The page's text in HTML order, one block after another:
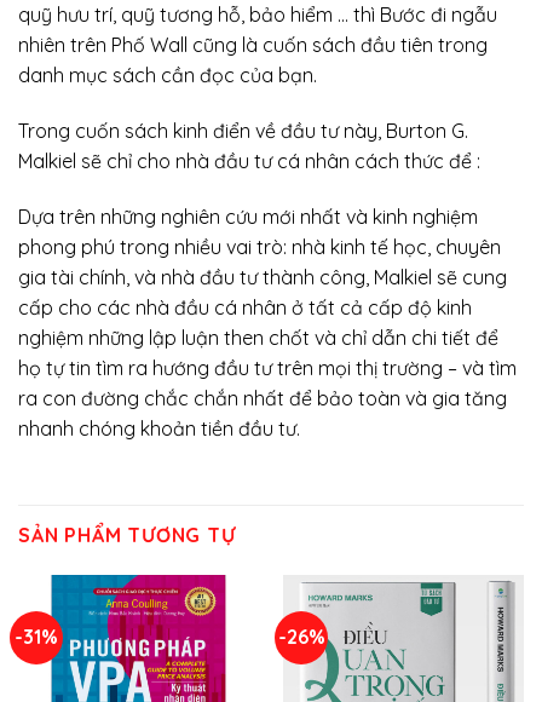
quỹ hưu trí, quỹ tương hỗ, bảo hiểm … thì Bước đi ngẫu
nhiên trên Phố Wall cũng là cuốn sách đầu tiên trong
danh mục sách cần đọc của bạn.
Trong cuốn sách kinh điển về đầu tư này, Burton G.
Malkiel sẽ chỉ cho nhà đầu tư cá nhân cách thức để :
Dựa trên những nghiên cứu mới nhất và kinh nghiệm
phong phú trong nhiều vai trò: nhà kinh tế học, chuyên
gia tài chính, và nhà đầu tư thành công, Malkiel sẽ cung
cấp cho các nhà đầu cá nhân ở tất cả cấp độ kinh
nghiệm những lập luận then chốt và chỉ dẫn chi tiết để
họ tự tin tìm ra hướng đầu tư trên mọi thị trường – và tìm
ra con đường chắc chắn nhất để bảo toàn và gia tăng
nhanh chóng khoản tiền đầu tư.
SẢN PHẨM TƯƠNG TỰ
-31% -26%